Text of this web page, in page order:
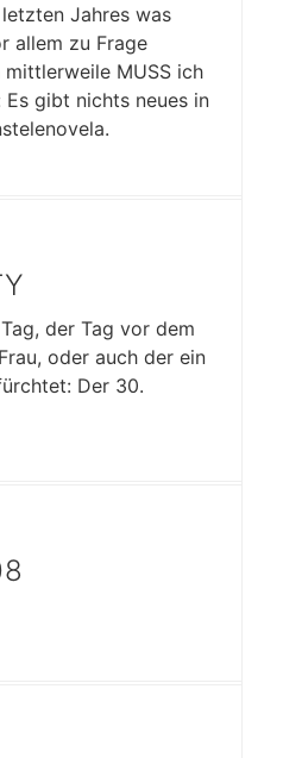
Jahres was
allem zu Frage
MUSS ich
gibt nichts neues in
der Tag vor dem
oder auch der ein
Der 30.